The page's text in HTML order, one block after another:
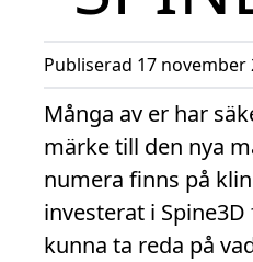
Publiserad 17 november
Många av er har
märke till den nya
numera finns på
investerat i
kunna ta reda på